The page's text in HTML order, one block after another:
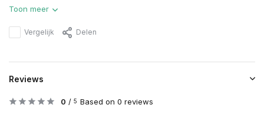
Toon meer
Vergelijk Delen
Reviews
0 / 5 Based on 0 reviews